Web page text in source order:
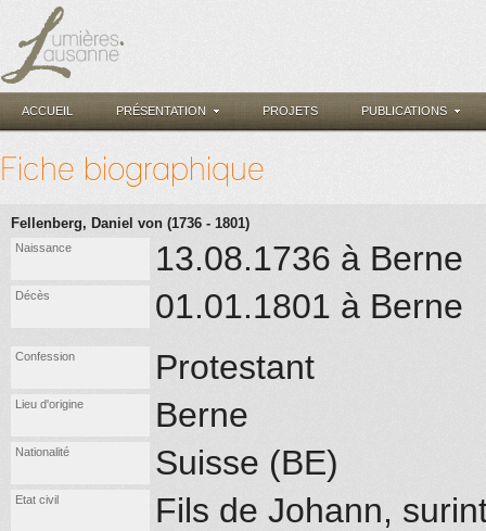
ACCUEIL PRÉSENTATION PROJETS PUBLICATIONS
Fiche biographique
Fellenberg, Daniel von (1736 - 1801)
Naissance 13.08.1736 à Berne
Décès 01.01.1801 à Berne
Confession Protestant
Lieu d'origine Berne
Nationalité Suisse (BE)
Etat civil
Fils de Johann,